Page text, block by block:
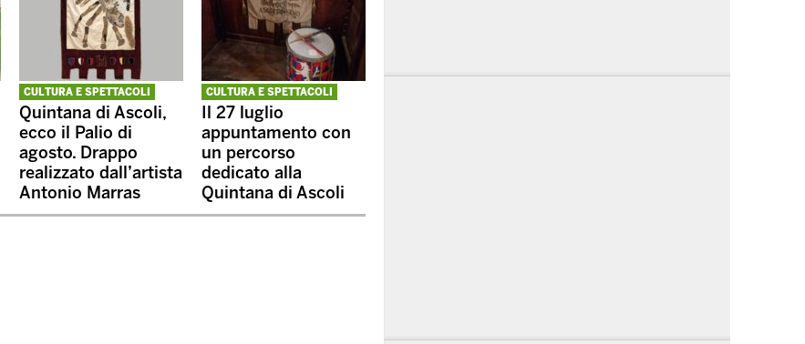
CULTURA E SPETTACOLI
Quintana di Ascoli,
ecco il Palio di
agosto. Drappo
realizzato dall’artista
Antonio Marras
CULTURA E SPETTACOLI
Il 27 luglio
appuntamento con
un percorso
dedicato alla
Quintana di Ascoli